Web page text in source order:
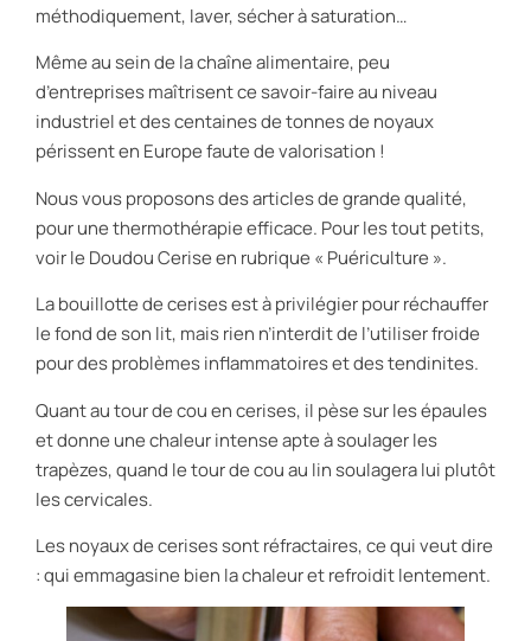
méthodiquement, laver, sécher à saturation…
Même au sein de la chaîne alimentaire, peu
d’entreprises maîtrisent ce savoir-faire au niveau
industriel et des centaines de tonnes de noyaux
périssent en Europe faute de valorisation !
Nous vous proposons des articles de grande qualité,
pour une thermothérapie efficace. Pour les tout petits,
voir le Doudou Cerise en rubrique « Puériculture ».
La bouillotte de cerises est à privilégier pour réchauffer
le fond de son lit, mais rien n’interdit de l’utiliser froide
pour des problèmes inflammatoires et des tendinites.
Quant au tour de cou en cerises, il pèse sur les épaules
et donne une chaleur intense apte à soulager les
trapèzes, quand le tour de cou au lin soulagera lui plutôt
les cervicales.
Les noyaux de cerises sont réfractaires, ce qui veut dire
: qui emmagasine bien la chaleur et refroidit lentement.